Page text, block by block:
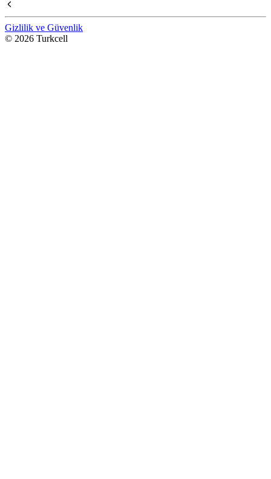
Gizlilik ve Güvenlik
© 2026 Turkcell